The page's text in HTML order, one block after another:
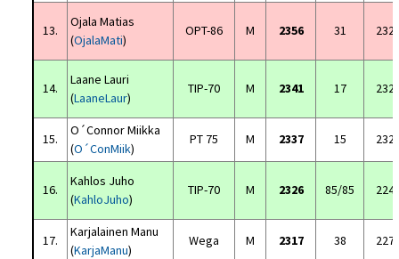
13.
Ojala Matias
(OjalaMati)
OPT-86 M 2356 31
14.
Laane Lauri
(LaaneLaur)
TIP-70 M 2341 17
15.
O´Connor Miikka
(O´ConMiik)
PT 75 M 2337 15
16.
Kahlos Juho
(KahloJuho)
TIP-70 M 2326 85/85
17.
Karjalainen Manu
(KarjaManu)
Wega M 2317 38